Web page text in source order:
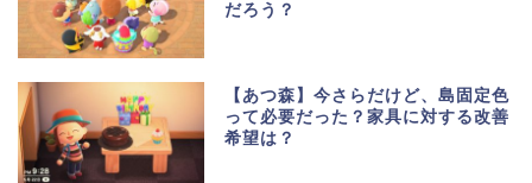
だろう？
【あつ森】今さらだけど、島固定色
って必要だった？家具に対する改善
希望は？